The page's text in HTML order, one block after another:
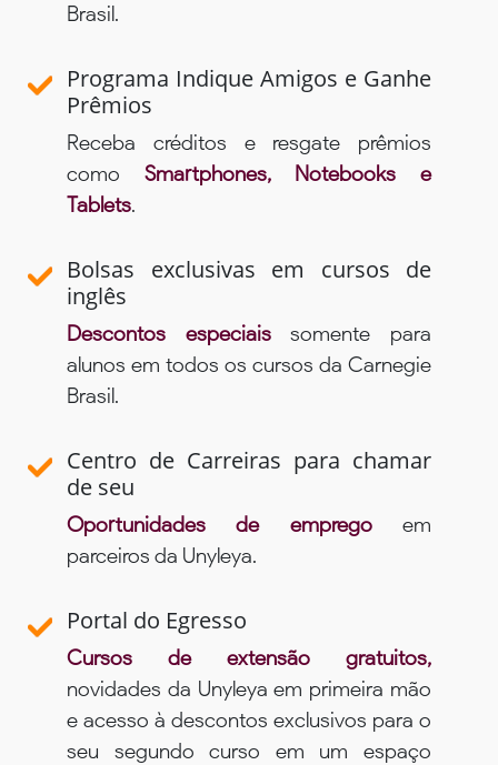
Brasil.
Programa Indique Amigos e Ganhe
Prêmios
Receba créditos e resgate prêmios
como Smartphones, Notebooks e
Tablets.
Bolsas exclusivas em cursos de
inglês
Descontos especiaissomente para
alunos em todos os cursos da Carnegie
Brasil.
Centro de Carreiras para chamar
de seu
Oportunidades de empregoem
parceiros da Unyleya.
Portal do Egresso
Cursos de extensão gratuitos,
novidades da Unyleya em primeira mão
e acesso à descontos exclusivos para o
seu segundo curso em um espaço